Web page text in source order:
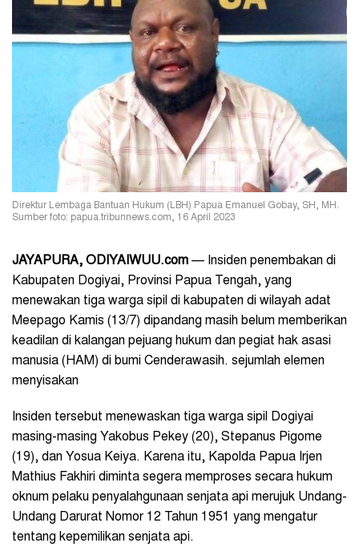
Direktur Lembaga Bantuan Hukum (LBH) Papua Emanuel Gobay, SH, MH.
Sumber foto: papua.tribunnews.com, 16 April 2023
JAYAPURA, ODIYAIWUU.com — Insiden penembakan di
Kabupaten Dogiyai, Provinsi Papua Tengah, yang
menewakan tiga warga sipil di kabupaten di wilayah adat
Meepago Kamis (13/7) dipandang masih belum memberikan
keadilan di kalangan pejuang hukum dan pegiat hak asasi
manusia (HAM) di bumi Cenderawasih. sejumlah elemen
menyisakan
Insiden tersebut menewaskan tiga warga sipil Dogiyai
masing-masing Yakobus Pekey (20), Stepanus Pigome
(19), dan Yosua Keiya. Karena itu, Kapolda Papua Irjen
Mathius Fakhiri diminta segera memproses secara hukum
oknum pelaku penyalahgunaan senjata api merujuk Undang-
Undang Darurat Nomor 12 Tahun 1951 yang mengatur
tentang kepemilikan senjata api.